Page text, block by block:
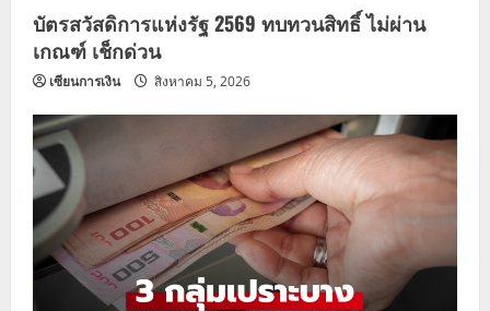
บัตรสวัสดิการแห่งรัฐ 2569 ทบทวนสิทธิ์ ไม่ผ่าน
เกณฑ์ เช็กด่วน
เซียนการเงิน สิงหาคม 5, 2026